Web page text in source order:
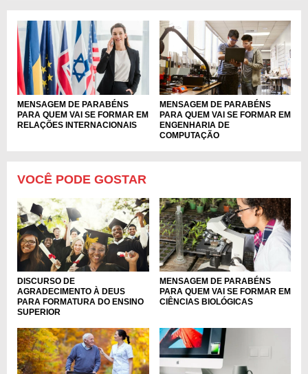
MENSAGEM DE PARABÉNS
PARA QUEM VAI SE FORMAR EM
RELAÇÕES INTERNACIONAIS
MENSAGEM DE PARABÉNS
PARA QUEM VAI SE FORMAR EM
ENGENHARIA DE
COMPUTAÇÃO
VOCÊ PODE GOSTAR
DISCURSO DE
AGRADECIMENTO À DEUS
PARA FORMATURA DO ENSINO
SUPERIOR
MENSAGEM DE PARABÉNS
PARA QUEM VAI SE FORMAR EM
CIÊNCIAS BIOLÓGICAS